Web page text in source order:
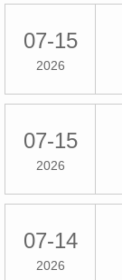
07-15
2026
07-15
2026
07-14
2026